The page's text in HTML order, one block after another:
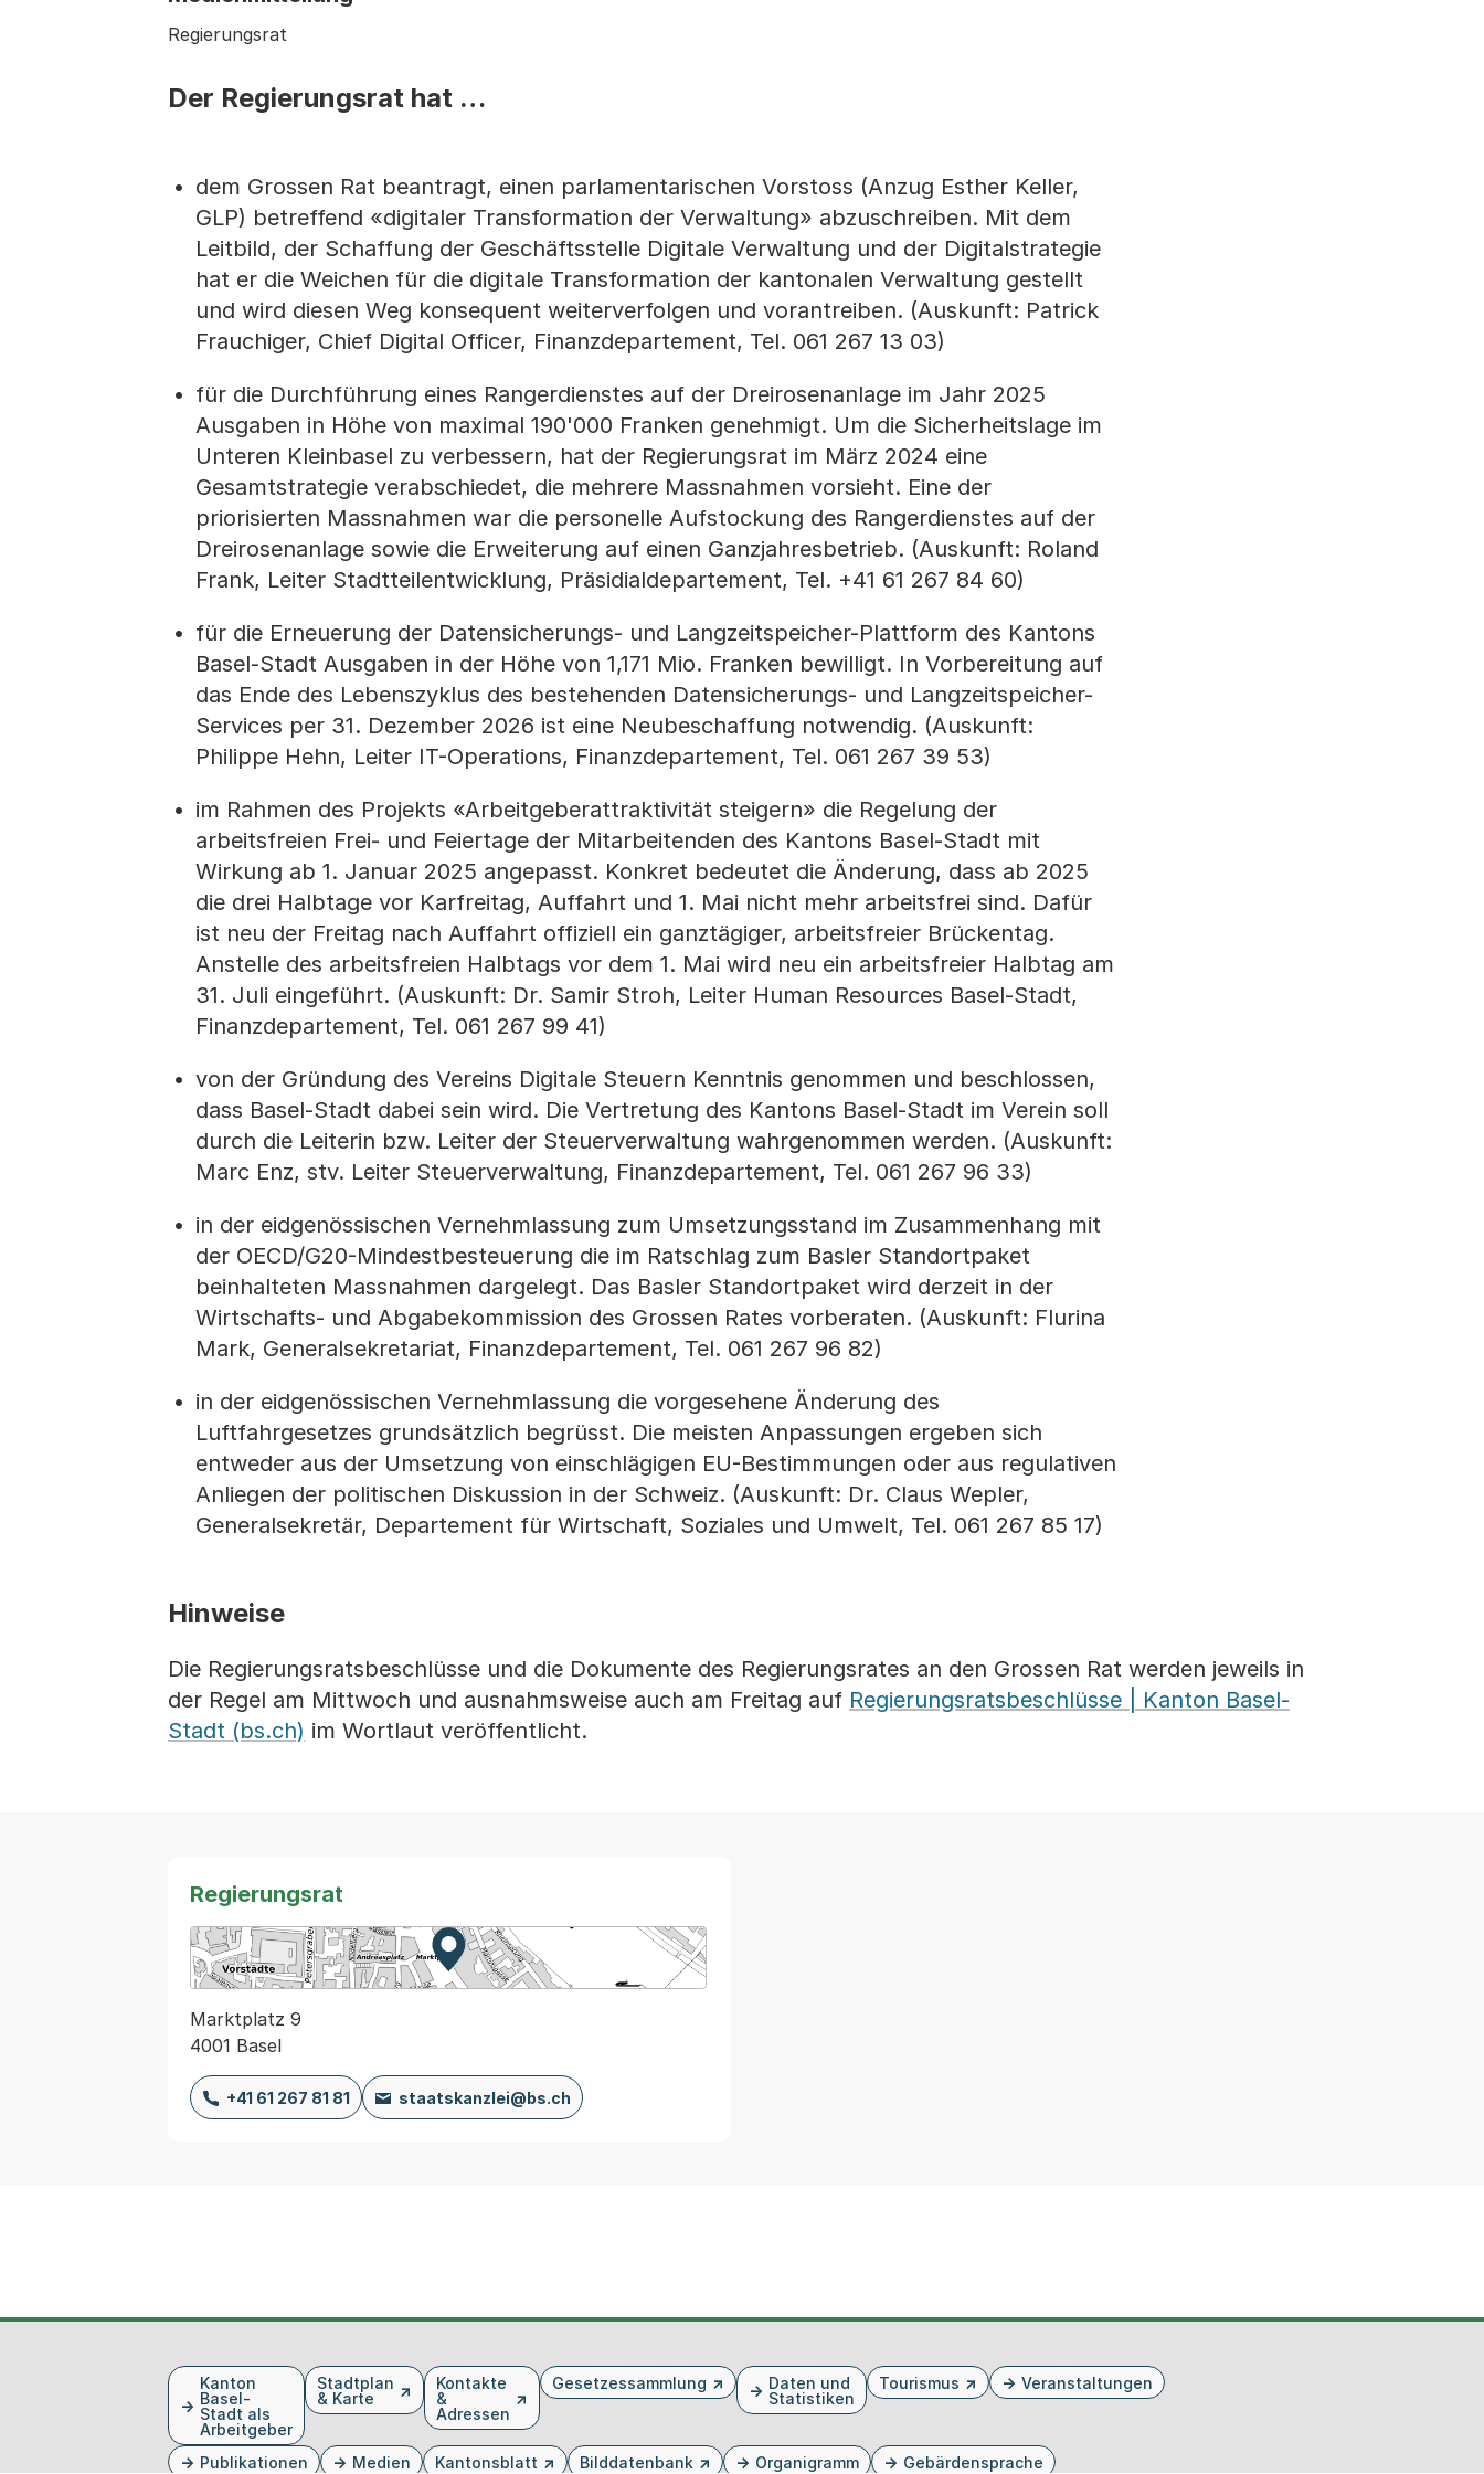
Regierungsrat
Der Regierungsrat hat …
dem Grossen Rat beantragt, einen parlamentarischen Vorstoss (Anzug Esther Keller,
GLP) betreffend «digitaler Transformation der Verwaltung» abzuschreiben. Mit dem
Leitbild, der Schaffung der Geschäftsstelle Digitale Verwaltung und der Digitalstrategie
hat er die Weichen für die digitale Transformation der kantonalen Verwaltung gestellt
und wird diesen Weg konsequent weiterverfolgen und vorantreiben. (Auskunft: Patrick
Frauchiger, Chief Digital Officer, Finanzdepartement, Tel. 061 267 13 03)
für die Durchführung eines Rangerdienstes auf der Dreirosenanlage im Jahr 2025
Ausgaben in Höhe von maximal 190'000 Franken genehmigt. Um die Sicherheitslage im
Unteren Kleinbasel zu verbessern, hat der Regierungsrat im März 2024 eine
Gesamtstrategie verabschiedet, die mehrere Massnahmen vorsieht. Eine der
priorisierten Massnahmen war die personelle Aufstockung des Rangerdienstes auf der
Dreirosenanlage sowie die Erweiterung auf einen Ganzjahresbetrieb. (Auskunft: Roland
Frank, Leiter Stadtteilentwicklung, Präsidialdepartement, Tel. +41 61 267 84 60)
für die Erneuerung der Datensicherungs- und Langzeitspeicher-Plattform des Kantons
Basel-Stadt Ausgaben in der Höhe von 1,171 Mio. Franken bewilligt. In Vorbereitung auf
das Ende des Lebenszyklus des bestehenden Datensicherungs- und Langzeitspeicher-
Services per 31. Dezember 2026 ist eine Neubeschaffung notwendig. (Auskunft:
Philippe Hehn, Leiter IT-Operations, Finanzdepartement, Tel. 061 267 39 53)
im Rahmen des Projekts «Arbeitgeberattraktivität steigern» die Regelung der
arbeitsfreien Frei- und Feiertage der Mitarbeitenden des Kantons Basel-Stadt mit
Wirkung ab 1. Januar 2025 angepasst. Konkret bedeutet die Änderung, dass ab 2025
die drei Halbtage vor Karfreitag, Auffahrt und 1. Mai nicht mehr arbeitsfrei sind. Dafür
ist neu der Freitag nach Auffahrt offiziell ein ganztägiger, arbeitsfreier Brückentag.
Anstelle des arbeitsfreien Halbtags vor dem 1. Mai wird neu ein arbeitsfreier Halbtag am
31. Juli eingeführt. (Auskunft: Dr. Samir Stroh, Leiter Human Resources Basel-Stadt,
Finanzdepartement, Tel. 061 267 99 41)
von der Gründung des Vereins Digitale Steuern Kenntnis genommen und beschlossen,
dass Basel-Stadt dabei sein wird. Die Vertretung des Kantons Basel-Stadt im Verein soll
durch die Leiterin bzw. Leiter der Steuerverwaltung wahrgenommen werden. (Auskunft:
Marc Enz, stv. Leiter Steuerverwaltung, Finanzdepartement, Tel. 061 267 96 33)
in der eidgenössischen Vernehmlassung zum Umsetzungsstand im Zusammenhang mit
der OECD/G20-Mindestbesteuerung die im Ratschlag zum Basler Standortpaket
beinhalteten Massnahmen dargelegt. Das Basler Standortpaket wird derzeit in der
Wirtschafts- und Abgabekommission des Grossen Rates vorberaten. (Auskunft: Flurina
Mark, Generalsekretariat, Finanzdepartement, Tel. 061 267 96 82)
in der eidgenössischen Vernehmlassung die vorgesehene Änderung des
Luftfahrgesetzes grundsätzlich begrüsst. Die meisten Anpassungen ergeben sich
entweder aus der Umsetzung von einschlägigen EU-Bestimmungen oder aus regulativen
Anliegen der politischen Diskussion in der Schweiz. (Auskunft: Dr. Claus Wepler,
Generalsekretär, Departement für Wirtschaft, Soziales und Umwelt, Tel. 061 267 85 17)
Hinweise
Die Regierungsratsbeschlüsse und die Dokumente des Regierungsrates an den Grossen Rat werden jeweils in
der Regel am Mittwoch und ausnahmsweise auch am Freitag auf Regierungsratsbeschlüsse | Kanton Basel-
Stadt (bs.ch) im Wortlaut veröffentlicht.
Regierungsrat
Zur Karte von MapBS.
Externer Link, wird in einem neuen Tab oder Fenster geöffnet
Marktplatz 9
4001 Basel
+41 61 267 81 81 staatskanzlei@bs.ch
Kanton
Basel-
Stadt als
Arbeitgeber
Stadtplan
& Karte
Kontakte
&
Adressen
Gesetzessammlung
Daten und
Statistiken
Tourismus Veranstaltungen
Publikationen Medien Kantonsblatt Bilddatenbank Organigramm Gebärdensprache